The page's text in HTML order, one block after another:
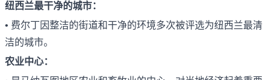
纽西兰最干净的城市：
• 费尔丁因整洁的街道和干净的环境多次被评选为纽西兰最清
洁的城市。
农业中心：